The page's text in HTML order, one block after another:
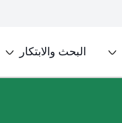
البحث والابتكار